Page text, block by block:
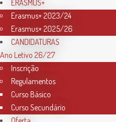
ERASMUS+
Erasmus+ 2023/24
Erasmus+ 2025/26
CANDIDATURAS
Ano Letivo 26/27
Inscrição
Regulamentos
Curso Básico
Curso Secundário